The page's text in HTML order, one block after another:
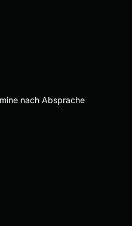
nach Absprache